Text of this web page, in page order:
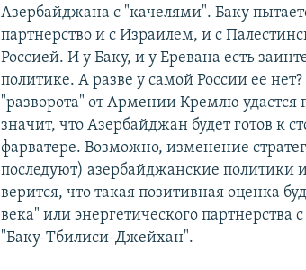
Азербайджана с "качелями". Баку
партнерство и с Израилем, и с
Россией. И у Баку, и у Еревана есть
политике. А разве у самой России ее
"разворота" от Армении Кремлю удастся
значит, что Азербайджан будет готов к
фарватере. Возможно, изменение
последуют) азербайджанские политики
верится, что такая позитивная оценка
века" или энергетического
"Баку-Тбилиси-Джейхан".